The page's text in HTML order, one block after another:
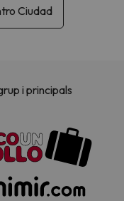
Ciudad
i principals